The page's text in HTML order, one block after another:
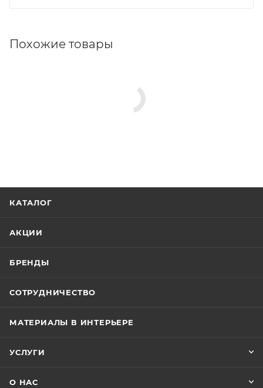
Похожие товары
КАТАЛОГ
АКЦИИ
БРЕНДЫ
СОТРУДНИЧЕСТВО
МАТЕРИАЛЫ В ИНТЕРЬЕРЕ
УСЛУГИ
О НАС